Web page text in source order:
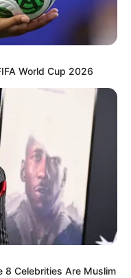
World Cup 2026
8 Celebrities Are Muslim